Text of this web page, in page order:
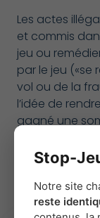
Les actes
et commis
jeu ou
par le jeu («se
vol ou de la
l’idée de
gagné une
perçu
Stop-
Notre site
reste